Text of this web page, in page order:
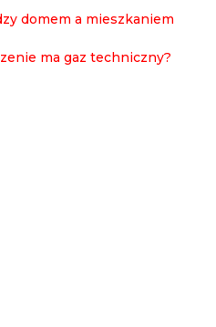
domem a mieszkaniem
ma gaz techniczny?